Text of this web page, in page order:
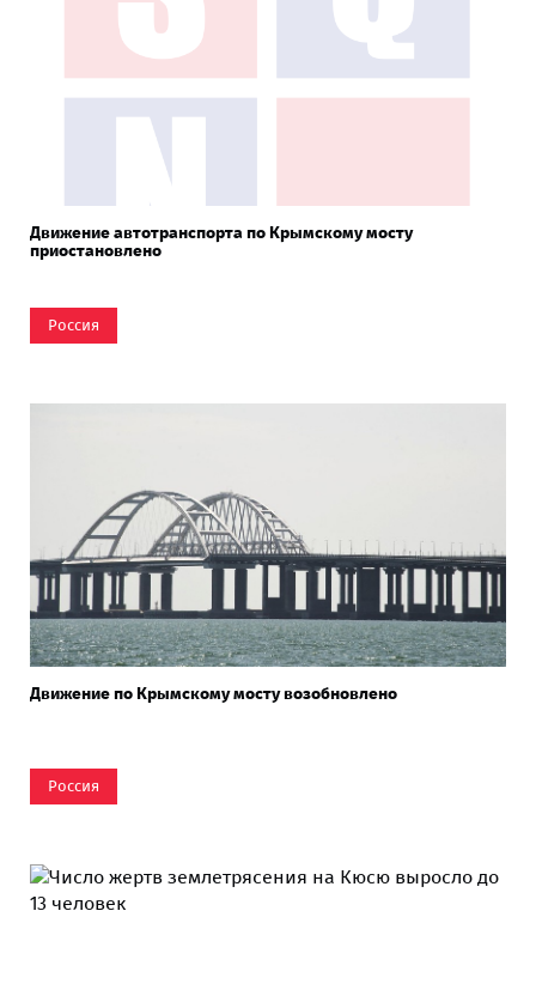
Движение автотранспорта по Крымскому мосту
приостановлено
Россия
Движение по Крымскому мосту возобновлено
Россия